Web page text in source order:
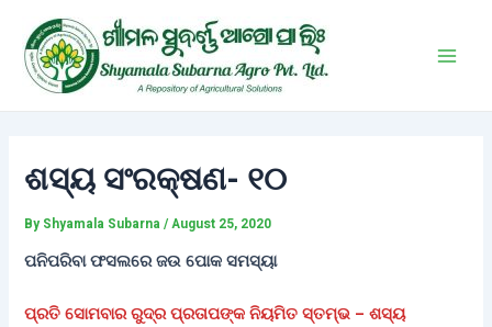
content
ଶସ୍ୟ ସଂରକ୍ଷଣ- ୧୦
By Shyamala Subarna/August 25, 2020
ପନିପରିବା ଫସଲରେ ଜଉ ପୋକ ସମସ୍ୟା
ପ୍ରତି ସୋମବାର ରୁଦ୍ର ପ୍ରତାପଙ୍କ ନିୟମିତ ସ୍ତମ୍ଭ – ଶସ୍ୟ
navigation